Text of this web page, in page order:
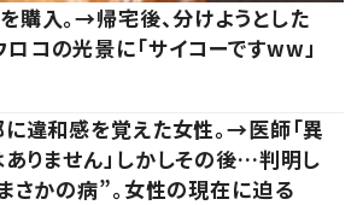
購入。→帰宅後、分けようとした
の光景に「サイコーですww」
違和感を覚えた女性。→医師「異
りません」しかしその後…判明し
さかの病”。女性の現在に迫る